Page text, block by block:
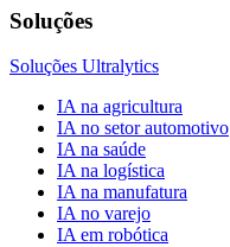
Soluções
Soluções Ultralytics
IA na agricultura
IA no setor automotivo
IA na saúde
IA na logística
IA na manufatura
IA no varejo
IA em robótica